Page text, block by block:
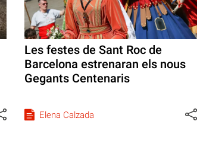
Les festes de Sant Roc de
Barcelona estrenaran els nous
Gegants Centenaris
Elena Calzada